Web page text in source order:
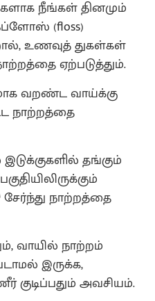
நீங்கள் தினமும்
(floss)
உணவுத் துகள்கள்
ஏற்படுத்தும்.
வறண்ட வாய்க்கு
நாற்றத்தை
இடுக்குகளில் தங்கும்
சேர்ந்து நாற்றத்தை
வாயில் நாற்றம்
இருக்க,
அவசியம்.